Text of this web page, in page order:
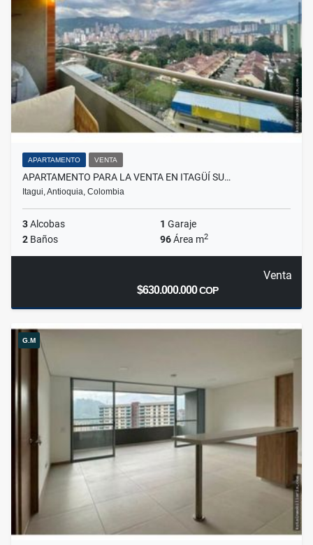
APARTAMENTO VENTA
APARTAMENTO PARA LA VENTA EN ITAGÜÍ SU…
Itagui, Antioquia, Colombia
3Alcobas 1 Garaje
2 Baños 96Área m2
Venta
$630.000.000COP
G.M